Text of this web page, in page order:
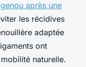
après une
les récidives
adaptée
ont
naturelle.